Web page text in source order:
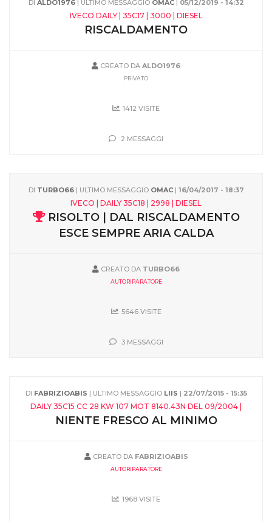
DI ALDO1976| ULTIMO MESSAGGIO OMAC | 05/12/2019 - 14:32
IVECO DAILY | 35C17 | 3000 | DIESEL
RISCALDAMENTO
CREATO DA ALDO1976
PRIVATO
1412 VISITE
2 MESSAGGI
DI TURBO66| ULTIMO MESSAGGIO OMAC | 16/04/2017 - 18:37
IVECO | DAILY 35C18 | 2998 | DIESEL
RISOLTO | DAL RISCALDAMENTO
ESCE SEMPRE ARIA CALDA
CREATO DA TURBO66
AUTORIPARATORE
5646 VISITE
3 MESSAGGI
DI FABRIZIOABIS | ULTIMO MESSAGGIO LIIS | 22/07/2015 - 15:35
DAILY 35C15 CC 28 KW 107 MOT 8140.43N DEL 09/2004 |
NIENTE FRESCO AL MINIMO
CREATO DA FABRIZIOABIS
AUTORIPARATORE
1968 VISITE